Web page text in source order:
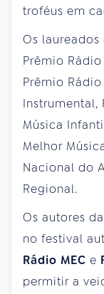
troféus em
Os
Prêmio
Prêmio
Instrumental,
Música
Melhor
Nacional do
Regional.
Os autores
no festival
Rádio MEC e
permitir a